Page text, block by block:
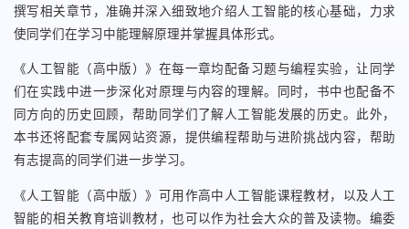
撰写相关章节，准确并深入细致地介绍人工智能的核心基础，力求
使同学们在学习中能理解原理并掌握具体形式。
《人工智能（高中版）》在每一章均配备习题与编程实验，让同学
们在实践中进一步深化对原理与内容的理解。同时，书中也配备不
同方向的历史回顾，帮助同学们了解人工智能发展的历史。此外，
本书还将配套专属网站资源，提供编程帮助与进阶挑战内容，帮助
有志提高的同学们进一步学习。
《人工智能（高中版）》可用作高中人工智能课程教材，以及人工
智能的相关教育培训教材，也可以作为社会大众的普及读物。编委